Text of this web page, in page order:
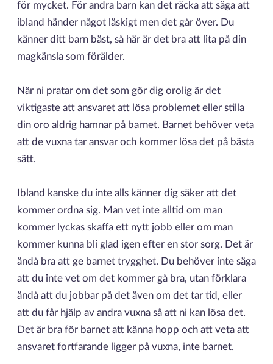
för mycket. För andra barn kan det räcka att säga att
ibland händer något läskigt men det går över. Du
känner ditt barn bäst, så här är det bra att lita på din
magkänsla som förälder.
När ni pratar om det som gör dig orolig är det
viktigaste att ansvaret att lösa problemet eller stilla
din oro aldrig hamnar på barnet. Barnet behöver veta
att de vuxna tar ansvar och kommer lösa det på bästa
sätt.
Ibland kanske du inte alls känner dig säker att det
kommer ordna sig. Man vet inte alltid om man
kommer lyckas skaffa ett nytt jobb eller om man
kommer kunna bli glad igen efter en stor sorg. Det är
ändå bra att ge barnet trygghet. Du behöver inte säga
att du inte vet om det kommer gå bra, utan förklara
ändå att du jobbar på det även om det tar tid, eller
att du får hjälp av andra vuxna så att ni kan lösa det.
Det är bra för barnet att känna hopp och att veta att
ansvaret fortfarande ligger på vuxna, inte barnet.